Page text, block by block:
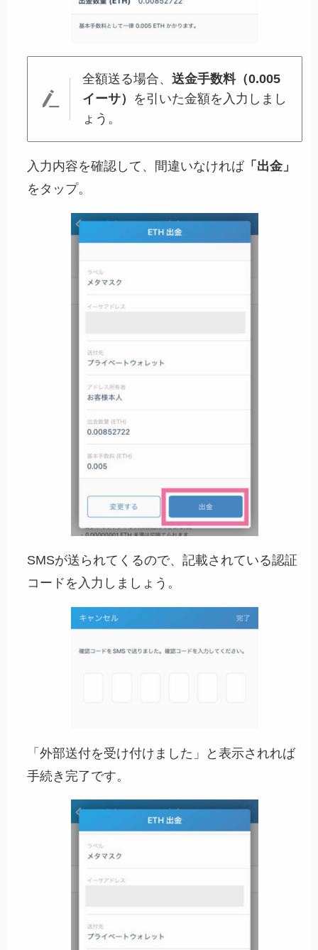
全額送る場合、 送金手数料（0.005
イーサ）
を引いた金額を入力しまし
ょう。
入力内容を確認して、間違いなければ「出金」
をタップ。
SMSが送られてくるので、記載されている認証
コードを入力しましょう。
「外部送付を受け付けました」と表示されれば
手続き完了です。